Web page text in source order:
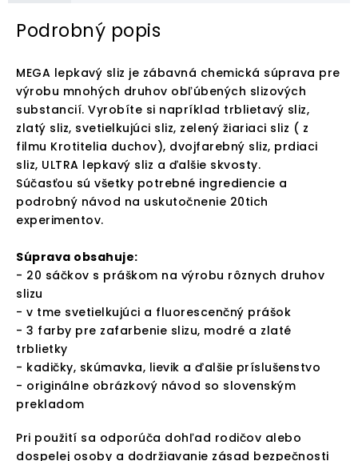
Podrobný popis
MEGA lepkavý sliz je zábavná chemická súprava pre
výrobu mnohých druhov obľúbených slizových
substancií. Vyrobíte si napríklad trblietavý sliz,
zlatý sliz, svetielkujúci sliz, zelený žiariaci sliz ( z
filmu Krotitelia duchov), dvojfarebný sliz, prdiaci
sliz, ULTRA lepkavý sliz a ďalšie skvosty.
Súčasťou sú všetky potrebné ingrediencie a
podrobný návod na uskutočnenie 20tich
experimentov.
Súprava obsahuje:
- 20 sáčkov s práškom na výrobu rôznych druhov
slizu
- v tme svetielkujúci a fluorescenčný prášok
- 3 farby pre zafarbenie slizu, modré a zlaté
trblietky
- kadičky, skúmavka, lievik a ďalšie príslušenstvo
- originálne obrázkový návod so slovenským
prekladom
Pri použití sa odporúča dohľad rodičov alebo
dospelej osoby a dodržiavanie zásad bezpečnosti